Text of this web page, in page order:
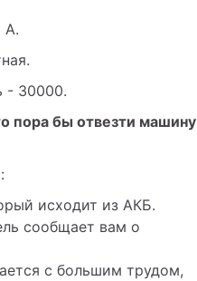
А.
- 30000.
пора бы отвезти машину
исходит из АКБ.
сообщает вам о
с большим трудом,